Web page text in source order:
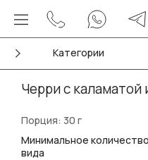
Категории
Черри с каламатой
Порция: 30 г
Минимальное
вида